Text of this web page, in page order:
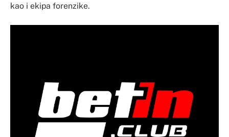
kao i ekipa forenzike.